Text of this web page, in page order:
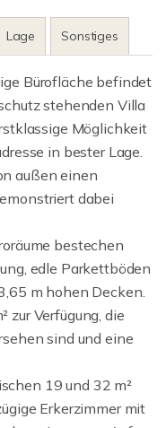
Lage Sonstiges
Bürofläche befindet
stehenden Villa
Möglichkeit
in bester Lage.
außen einen
dabei
bestechen
edle Parkettböden
m hohen Decken.
zur Verfügung, die
sind und eine
19 und 32 m²
Erkerzimmer mit